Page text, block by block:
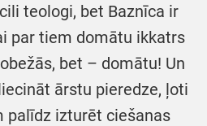
teologi, bet Baznīca ir
par tiem domātu ikkatrs
bet – domātu! Un
ārstu pieredze, ļoti
palīdz izturēt ciešanas